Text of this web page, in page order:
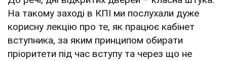
На такому заході в КПІ ми послухали дуже
корисну лекцію про те, як працює кабінет
вступника, за яким принципом обирати
пріоритети під час вступу та через що не